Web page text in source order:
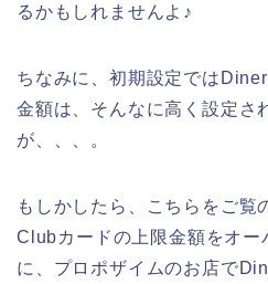
るかもしれませんよ♪
ちなみに、初期設定では
金額は、そんなに高く設定さ
が、、、。
もしかしたら、こちらをご覧
Clubカードの上限金額をオー
に、プロポザイムのお店で